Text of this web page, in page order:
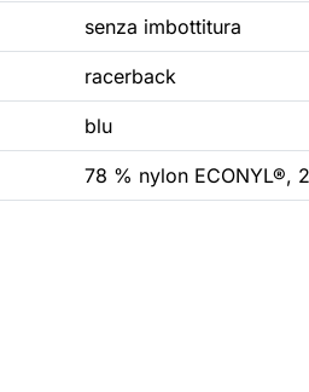
senza imbottitura
racerback
blu
78 % nylon ECONYL®,